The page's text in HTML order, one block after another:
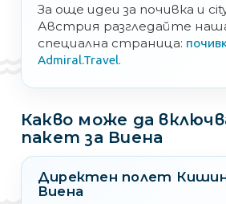
За още идеи за почивка и
Австрия разгледайте
специална страница:
Admiral.Travel.
Какво може да
пакет за Виена
Директен полет
Виена